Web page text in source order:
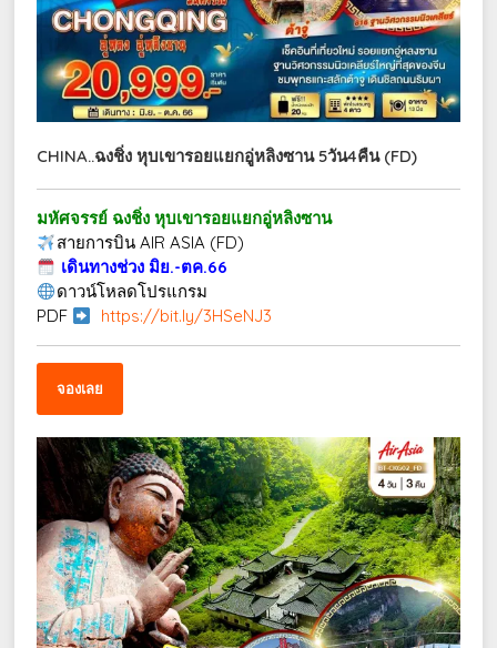
CHINA..ฉงชิ่ง หุบเขารอยแยกอู่หลิงซาน 5วัน4คืน (FD)
มหัศจรรย์ ฉงชิ่ง หุบเขารอยแยกอู่หลิงซาน
สายการบิน AIR ASIA (FD)
เดินทางช่วง มิย.-ตค.66
ดาวน์โหลดโปรแกรม
PDF
https://bit.ly/3HSeNJ3
จองเลย